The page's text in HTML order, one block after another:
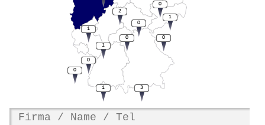
0
1
1
0
0
2
0
1
0
1
0
3